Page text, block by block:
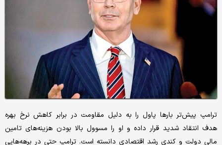
ترامپ پیش‌تر بارها پاول را به دلیل مقاومت در برابر کاهش نرخ بهره
هدف انتقاد شدید قرار داده و او را مسوول بالا بودن هزینه‌های تامین
مالی دولت و کندی رشد اقتصادی دانسته است. ترامپ حتی در برهه‌هایی